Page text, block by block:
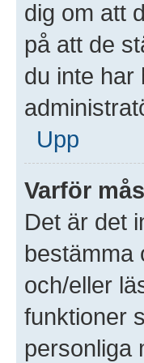
dig om att
på att de
du inte har
Upp
Varför
Det är det
bestämma
och/eller
funktioner
personliga